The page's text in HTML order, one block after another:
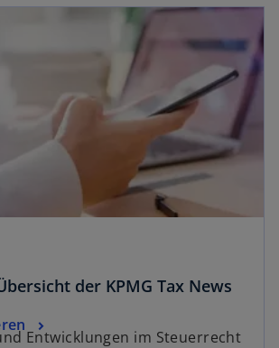
der KPMG Tax News
Entwicklungen im Steuerrecht